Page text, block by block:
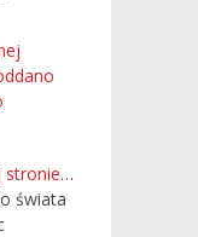
stronie…
świata